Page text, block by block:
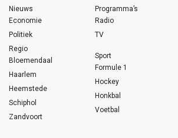
Nieuws
Economie
Politiek
Regio
Bloemendaal
Haarlem
Heemstede
Schiphol
Zandvoort
Programma’s
Radio
TV
Sport
Formule 1
Hockey
Honkbal
Voetbal